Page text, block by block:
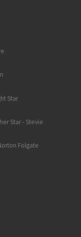
Star
Star - Stevie
Folgate